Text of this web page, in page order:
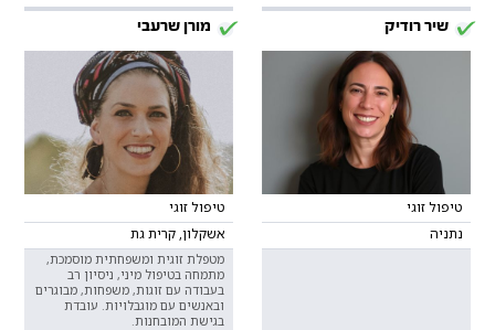
שיר רודיק
טיפול זוגי
נתניה
מורן שרעבי
טיפול זוגי
אשקלון, קרית גת
מטפלת זוגית ומשפחתית מוסמכת,
מתמחה בטיפול מיני, ניסיון רב
בעבודה עם זוגות, משפחות, מבוגרים
ובאנשים עם מוגבלויות. עובדת
בגישת המובחנות.